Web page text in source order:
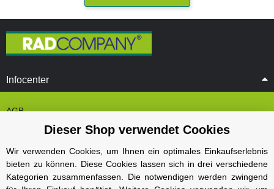
Infocenter
AGB
Cookie Einstelungen
Datenschutz
Impressum
Kontakt und Öffnungszeiten
Dieser Shop verwendet Cookies
Wir verwenden Cookies, um Ihnen ein optimales Einkaufserlebnis
bieten zu können. Diese Cookies lassen sich in drei verschiedene
Kategorien zusammenfassen. Die notwendigen werden zwingend